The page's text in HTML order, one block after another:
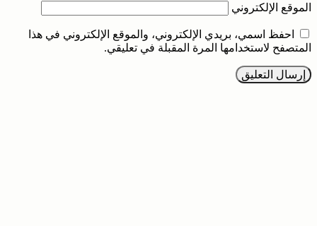
الموقع الإلكتروني
احفظ اسمي، بريدي الإلكتروني، والموقع الإلكتروني في هذا
المتصفح لاستخدامها المرة المقبلة في تعليقي.